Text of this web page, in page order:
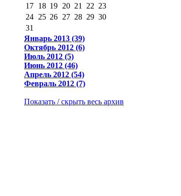
17 18 19 20 21 22 23
24 25 26 27 28 29 30
31
Январь 2013 (39)
Октябрь 2012 (6)
Июль 2012 (5)
Июнь 2012 (46)
Апрель 2012 (54)
Февраль 2012 (7)
Показать / скрыть весь архив